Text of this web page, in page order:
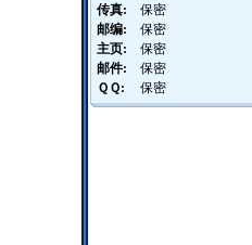
传真:
保密
邮编:
保密
主页:
保密
邮件:
保密
ＱＱ:
保密